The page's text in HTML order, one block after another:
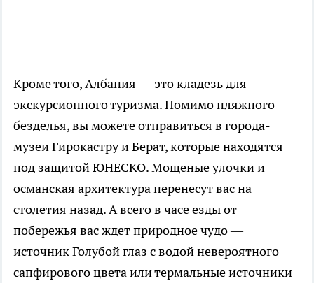
Кроме того, Албания — это кладезь для
экскурсионного туризма. Помимо пляжного
безделья, вы можете отправиться в города-
музеи Гирокастру и Берат, которые находятся
под защитой ЮНЕСКО. Мощеные улочки и
османская архитектура перенесут вас на
столетия назад. А всего в часе езды от
побережья вас ждет природное чудо —
источник Голубой глаз с водой невероятного
сапфирового цвета или термальные источники